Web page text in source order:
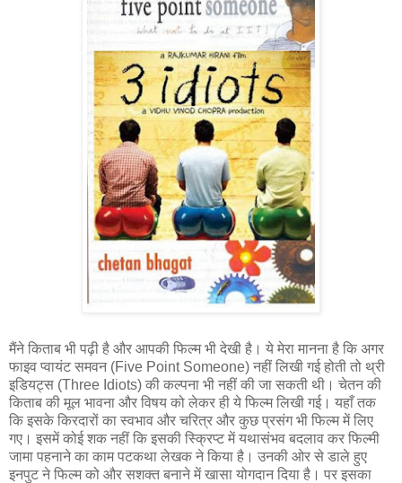
मैंने किताब भी पढ़ी है और आपकी फिल्म भी देखी है। ये मेरा मानना है कि अगर
फाइव प्वायंट समवन (Five Point Someone) नहीं लिखी गई होती तो थ्री
इडियट्स (Three Idiots) की कल्पना भी नहीं की जा सकती थी। चेतन की
किताब की मूल भावना और विषय को लेकर ही ये फिल्म लिखी गई। यहाँ तक
कि इसके किरदारों का स्वभाव और चरित्र और कुछ प्रसंग भी फिल्म में लिए
गए। इसमें कोई शक नहीं कि इसकी स्क्रिप्ट में यथासंभव बदलाव कर फिल्मी
जामा पहनाने का काम पटकथा लेखक ने किया है। उनकी ओर से डाले हुए
इनपुट ने फिल्म को और सशक्त बनाने में खासा योगदान दिया है। पर इसका